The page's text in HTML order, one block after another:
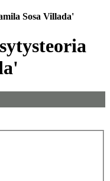
Sosa Villada'